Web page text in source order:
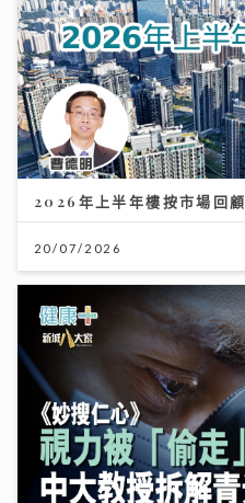
2026年上半年樓按市場回顧
20/07/2026